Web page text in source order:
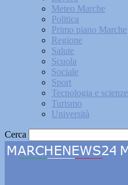
Meteo Marche
Politica
Primo piano Marche
Regione
Salute
Scuola
Sociale
Sport
Tecnologia e scienze
Turismo
Università
Cerca